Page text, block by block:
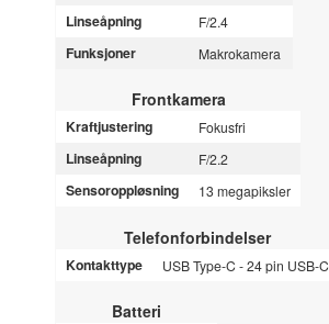
Linseåpning F/2.4
Funksjoner Makrokamera
Frontkamera
Kraftjustering Fokusfri
Linseåpning F/2.2
Sensoroppløsning 13 megapiksler
Telefonforbindelser
Kontakttype USB Type-C - 24 pin USB-C
Batteri